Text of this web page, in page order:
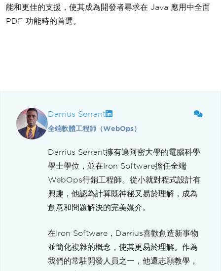
能和更佳的支援，使其成為開發者尋求在 Java 應用中全面
PDF 功能時的首選。
Darrius Serrant
全端軟體工程師（WebOps）
Darrius Serrant擁有邁阿密大學的電腦科學
學士學位，並在Iron Software擔任全端
WebOps行銷工程師。從小就對程式設計有
興趣，他認為計算既神秘又易於理解，成為
創意和問題解決的完美媒介。
在Iron Software，Darrius喜歡創造新事物
並簡化複雜的概念，使其更易於理解。作為
我們的常駐開發人員之一，他還志願教學，